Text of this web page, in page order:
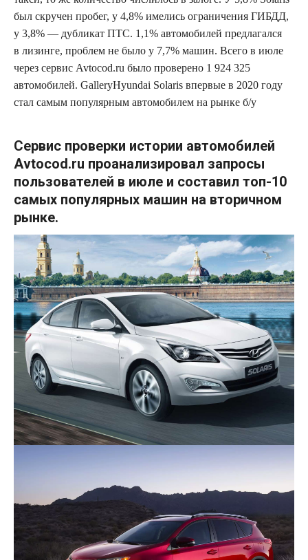
был скручен пробег, у 4,8% имелись ограничения ГИБДД,
у 3,8% — дубликат ПТС. 1,1% автомобилей предлагался
в лизинге, проблем не было у 7,7% машин. Всего в июле
через сервис Avtocod.ru было проверено 1 924 325
автомобилей. GalleryHyundai Solaris впервые в 2020 году
стал самым популярным автомобилем на рынке б/у
Сервис проверки истории автомобилей
Avtocod.ru проанализировал запросы
пользователей в июле и составил топ-10
самых популярных машин на вторичном
рынке.